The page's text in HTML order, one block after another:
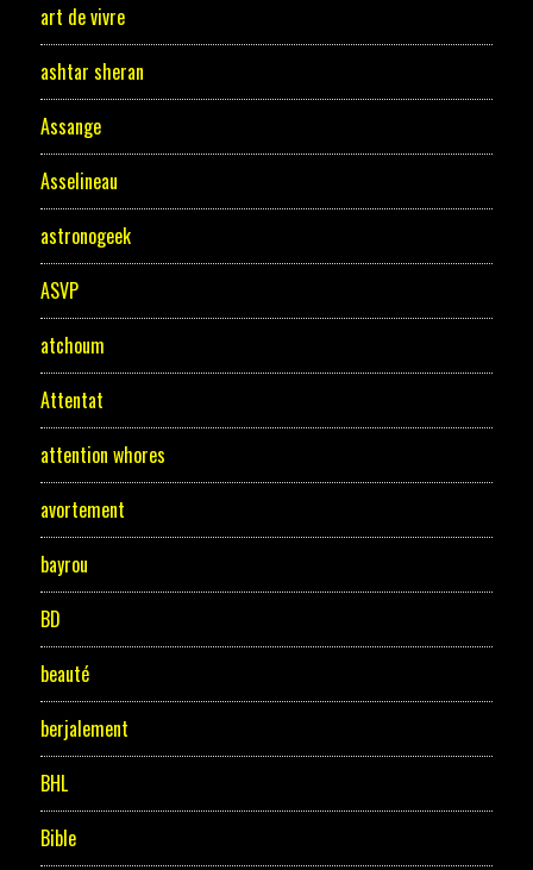
art de vivre
ashtar sheran
Assange
Asselineau
astronogeek
ASVP
atchoum
Attentat
attention whores
avortement
bayrou
BD
beauté
berjalement
BHL
Bible